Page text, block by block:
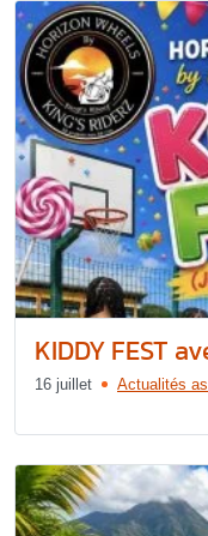
KIDDY FEST
16 juillet Actualités